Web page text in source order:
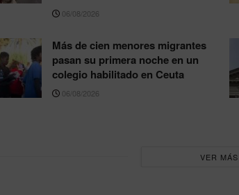
06/08/2026
Más de cien menores migrantes
pasan su primera noche en un
colegio habilitado en Ceuta
06/08/2026
VER MÁS